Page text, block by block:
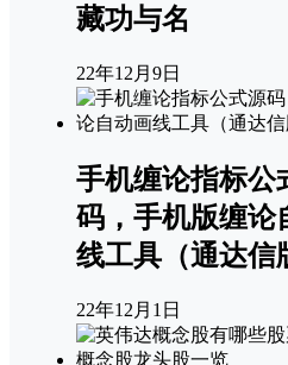
藏功与名
22年12月9日
手机缠论指标公
码，手机版缠论
线工具（通达信
22年12月1日